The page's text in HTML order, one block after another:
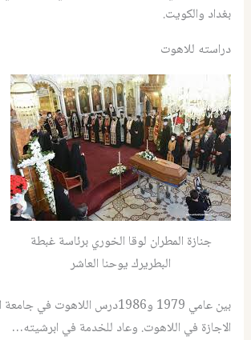
بغداد والكويت.
دراسته للاهوت
جنازة المطران لوقا الخوري برئاسة غبطة
البطريرك يوحنا العاشر
بين عامي 1979 و1986درس اللاهوت
الاجازة في اللاهوت. وعاد للخدمة في ابرشيته…